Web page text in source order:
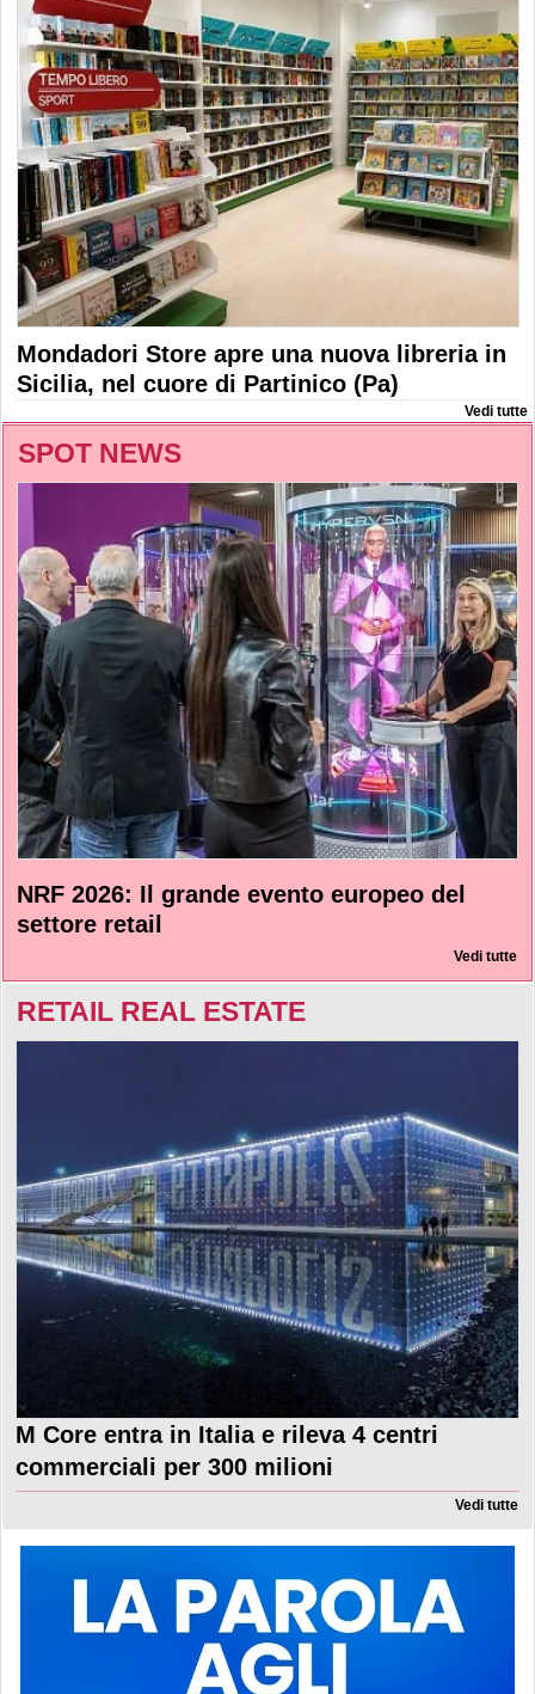
Mondadori Store apre una nuova libreria in
Sicilia, nel cuore di Partinico (Pa)
Vedi tutte
SPOT NEWS
NRF 2026: Il grande evento europeo del
settore retail
Vedi tutte
RETAIL REAL ESTATE
M Core entra in Italia e rileva 4 centri
commerciali per 300 milioni
Vedi tutte